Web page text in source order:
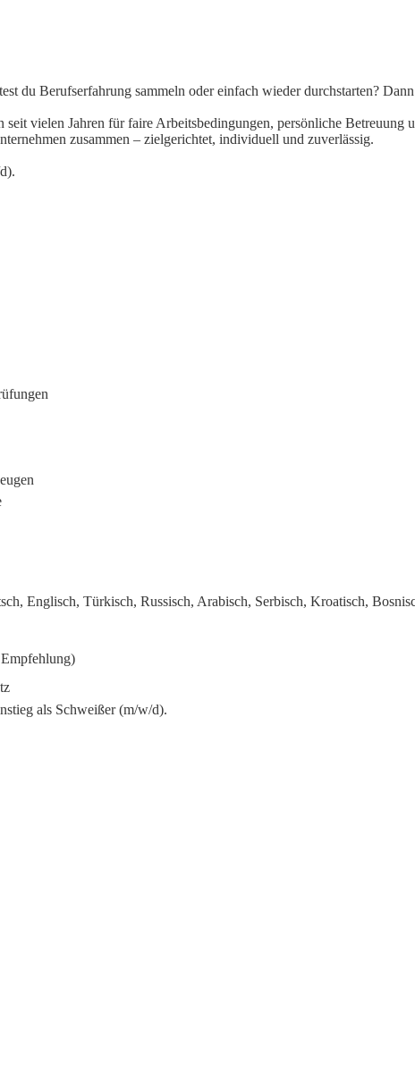
du Berufserfahrung sammeln oder einfach wieder durchstarten?
seit vielen Jahren für faire Arbeitsbedingungen, persönliche
zusammen – zielgerichtet, individuell und zuverlässig.
Englisch, Türkisch, Russisch, Arabisch, Serbisch, Kroatisch,
als Schweißer (m/w/d).